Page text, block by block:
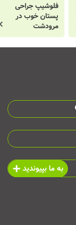
فلوشیپ جراحی
پستان خوب در
مرودشت
به ما بپیوندید